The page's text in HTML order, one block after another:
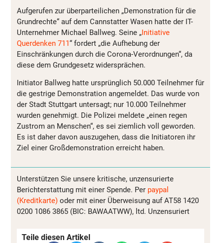
Aufgerufen zur überparteilichen „Demonstration für die
Grundrechte“ auf dem Cannstatter Wasen hatte der IT-
Unternehmer Michael Ballweg. Seine „Initiative
Querdenken 711“ fordert „die Aufhebung der
Einschränkungen durch die Corona-Verordnungen“, da
diese dem Grundgesetz widersprächen.
Initiator Ballweg hatte ursprünglich 50.000 Teilnehmer für
die gestrige Demonstration angemeldet. Das wurde von
der Stadt Stuttgart untersagt; nur 10.000 Teilnehmer
wurden genehmigt. Die Polizei meldete „einen regen
Zustrom an Menschen“, es sei ziemlich voll geworden.
Es ist daher davon auszugehen, dass die Initiatoren ihr
Ziel einer Großdemonstration erreicht haben.
Unterstützen Sie unsere kritische, unzensurierte
Berichterstattung mit einer Spende. Per paypal
(Kreditkarte) oder mit einer Überweisung auf AT58 1420
0200 1086 3865 (BIC: BAWAATWW), ltd. Unzensuriert
Teile diesen Artikel